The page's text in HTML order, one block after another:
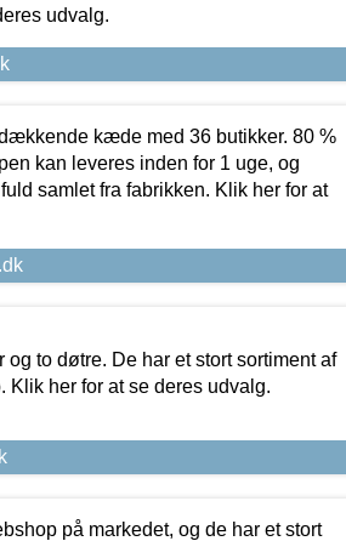
udvalg.
kæde med 36 butikker. 80 %
kan leveres inden for 1 uge, og
samlet fra fabrikken. Klik her for at
to døtre. De har et stort sortiment af
Klik her for at se deres udvalg.
på markedet, og de har et stort